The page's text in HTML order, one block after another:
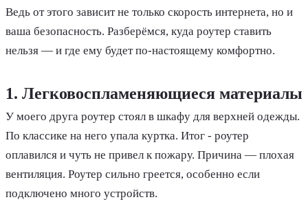
Ведь от этого зависит не только скорость интернета, но и
ваша безопасность. Разберёмся, куда роутер ставить
нельзя — и где ему будет по-настоящему комфортно.
1. Легковоспламеняющиеся материалы
У моего друга роутер стоял в шкафу для верхней одежды.
По классике на него упала куртка. Итог - роутер
оплавился и чуть не привел к пожару. Причина — плохая
вентиляция. Роутер сильно греется, особенно если
подключено много устройств.